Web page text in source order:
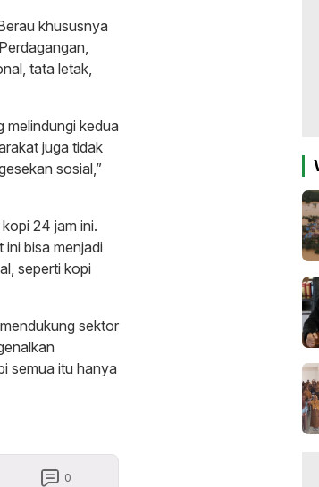
khususnya
tata letak,
melindungi kedua
juga tidak
sosial,”
24 jam ini.
bisa menjadi
seperti kopi
sektor
semua itu hanya
0